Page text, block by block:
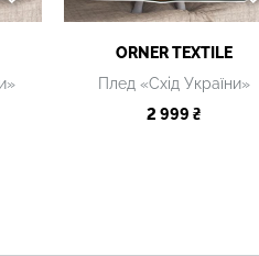
ORNER TEXTILE
Плед «Схід України»
2 999 ₴